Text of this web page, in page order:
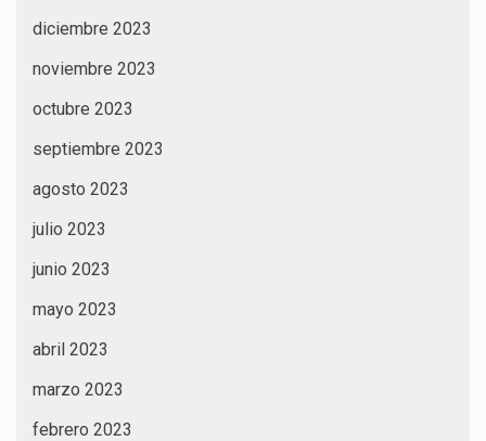
diciembre 2023
noviembre 2023
octubre 2023
septiembre 2023
agosto 2023
julio 2023
junio 2023
mayo 2023
abril 2023
marzo 2023
febrero 2023